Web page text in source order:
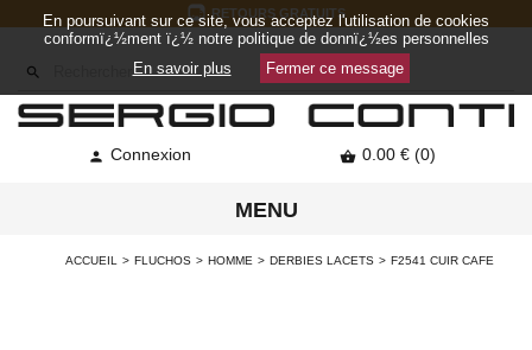
RETOURS GRATUITS

 Connexion  0.00 € (0)
MENU
ACCUEIL FLUCHOS HOMME DERBIES LACETS F2541 CUIR CAFE
En poursuivant sur ce site, vous acceptez l'utilisation de cookies
conformï¿½ment ï¿½ notre politique de donnï¿½es personnelles
En savoir plus
Fermer ce message